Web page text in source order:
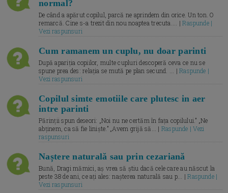
normal?
De când a apărut copilul, parcă ne aprindem din orice. Un ton. O
remarcă. Cine s-a trezit din nou noaptea trecuta.... |Raspunde |
Vezi raspunsuri
Cum ramanem un cuplu, nu doar parinti
După apariția copiilor, multe cupluri descoperă ceva ce nu se
spune prea des: relația se mută pe plan secund. ... |Raspunde |
Vezi raspunsuri
Copilul simte emotiile care plutesc in aer
intre parinti
Părinții spun deseori: „Noi nu ne certăm în fața copilului.” „Ne
abținem, ca să fie liniște.” „Avem grijă să... | Raspunde | Vezi
raspunsuri
Naștere naturală sau prin cezariană
Bună, Dragi mămici, aș vrea să știu dacă cele care au născut la
peste 38 de ani, ce ați ales: nașterea naturală sau p... |Raspunde |
Vezi raspunsuri